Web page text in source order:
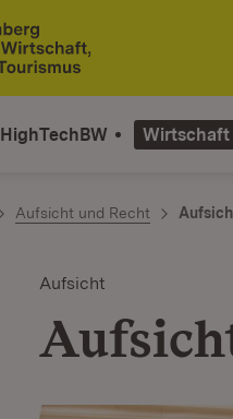
HighTechBW Wirtschaft
Aufsicht und Recht
Aufsicht